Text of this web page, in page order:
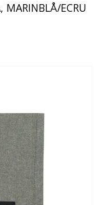
MARINBLÅ/ECRU